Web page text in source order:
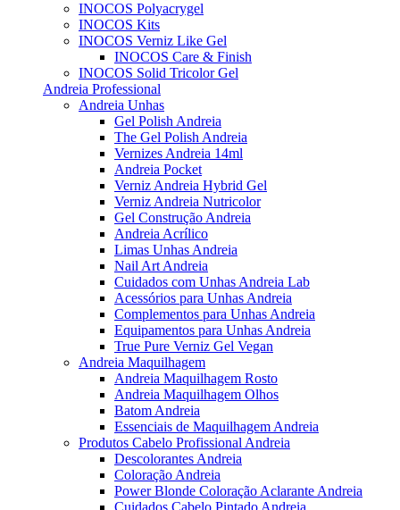
INOCOS Polyacrygel
INOCOS Kits
INOCOS Verniz Like Gel
INOCOS Care & Finish
INOCOS Solid Tricolor Gel
Andreia Professional
Andreia Unhas
Gel Polish Andreia
The Gel Polish Andreia
Vernizes Andreia 14ml
Andreia Pocket
Verniz Andreia Hybrid Gel
Verniz Andreia Nutricolor
Gel Construção Andreia
Andreia Acrílico
Limas Unhas Andreia
Nail Art Andreia
Cuidados com Unhas Andreia Lab
Acessórios para Unhas Andreia
Complementos para Unhas Andreia
Equipamentos para Unhas Andreia
True Pure Verniz Gel Vegan
Andreia Maquilhagem
Andreia Maquilhagem Rosto
Andreia Maquilhagem Olhos
Batom Andreia
Essenciais de Maquilhagem Andreia
Produtos Cabelo Profissional Andreia
Descolorantes Andreia
Coloração Andreia
Power Blonde Coloração Aclarante Andreia
Cuidados Cabelo Pintado Andreia